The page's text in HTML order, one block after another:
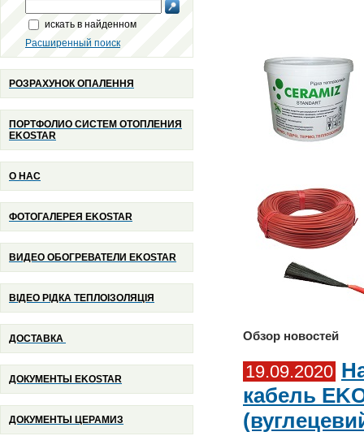
искать в найденном
Расширенный поиск
РОЗРАХУНОК ОПАЛЕННЯ
ПОРТФОЛИО СИСТЕМ ОТОПЛЕНИЯ
EKOSTAR
О НАС
ФОТОГАЛЕРЕЯ EKOSTAR
ВИДЕО ОБОГРЕВАТЕЛИ EKOSTAR
ВІДЕО РІДКА ТЕПЛОІЗОЛЯЦІЯ
ДОСТАВКА
ДОКУМЕНТЫ EKOSTAR
ДОКУМЕНТЫ ЦЕРАМИЗ
Обзор новостей
19.09.2020
кабель